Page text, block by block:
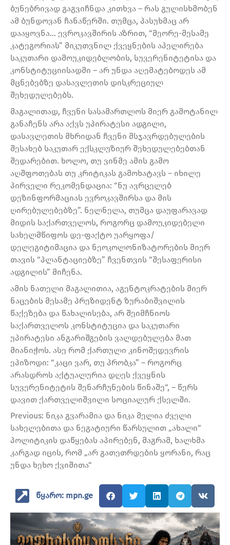
ბუნებრივად გაგვიჩნდა კითხვა – რას გულისხმობენ
ამ ბუნდოვან ჩანაწერში. თუმცა, პასუხმაც არ
დააყოვნა… ევროკავშირის აზრით, “მეორე-მესამე
კატეგორიას” მიკუთვნილ ქვეყნების აპელირება
საკუთარი დამოუკიდებლობის, სუვერენიტეტისა და
კონსტიტუციისადმი – არ უნდა აღემატებოდეს ამ
მცნებებზე დასავლეთის დისკრეციულ
შეხედულებებს.
მაგალითად, ჩვენი სასამართლოს მიერ გამოტანილ
განაჩენს არა აქვს უპირატესი ადგილი,
დასავლეთის მხრიდან ჩვენი მსჯავრდებულების
შესახებ საკუთარ ექსკლუზიურ შეხედულებებთან
შედარებით. ხოლო, თუ ვინმე ამის გამო
აღშფოთებას თუ კრიტიკას გამოხატავს – იხილე
პირველი რეკომენდაცია: “ნუ ავრცელებ
დეზინფორმაციას ევროკავშირსა და მის
ღირებულებებზე”. ნელნელა, თუმცა დაუფარავად
მიდის საქართველოს, როგორც დამოუკიდებელი
სახელმწიფოს დე-ფაქტო უარყოფა/
დელეგიტიმაცია და ნეოკოლონიზატორების მიერ
თავის “პლანტაციებზე” ჩვენთვის “შესაფერისი
ადგილის” მიჩენა.
ამის ნათელი მაგალითია, აგენტოკრატების მიერ
ნაცების მესამე პრეზიდენტ ზურაბიშვილის
წაქეზება და წახალისება, არ შეიმჩნიოს
საქართველოს კონსტიტუცია და საკუთარი
უპირატესი ანგარიშგების ვალდებულება მათ
მიანიჭოს. ასე რომ ქართული კინოშედევრის
ეპიზოდი: “კაცი ვარ, თუ პრობკა” – როგორც
არასდროს აქტუალურია დღეს ქვეყნის
სუვერენიტეტის შენარჩუნების წინაშე“, – წერს
დავით ქართველიშვილი სოციალურ ქსელში.
Previous: ნიკა გვარამია და ნიკა მელია ძველი
სახელებითა და ნეგატიური წარსულით „ახალი“
პოლიტიკის დაწყებას აპირებენ, მაგრამ, ხალხმა
კარგად იცის, რომ „არ გათეთრდების ყორანი, რაც
უნდა ხეხო ქვიშითა“
წყარო: mpn.ge